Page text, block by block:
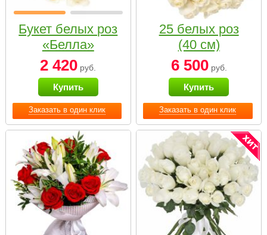
Заказать в один клик
Букет белых роз
«Белла»
2 420 руб.
Купить
Заказать в один клик
25 белых роз
(40 см)
6 500руб.
Купить